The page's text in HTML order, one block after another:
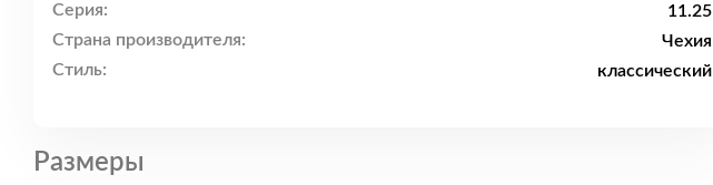
Серия:
11.25
Страна производителя:
Чехия
Стиль:
классический
Размеры